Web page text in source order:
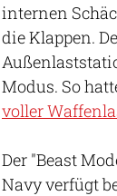
internen
die Klappen.
Modus. So
voller
Der "Beast
Navy verfügt